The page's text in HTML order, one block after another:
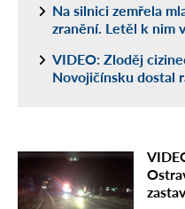
Na silnici zemřela
zranění. Letěl k nim
VIDEO: Zloděj
Novojičínsku dostal